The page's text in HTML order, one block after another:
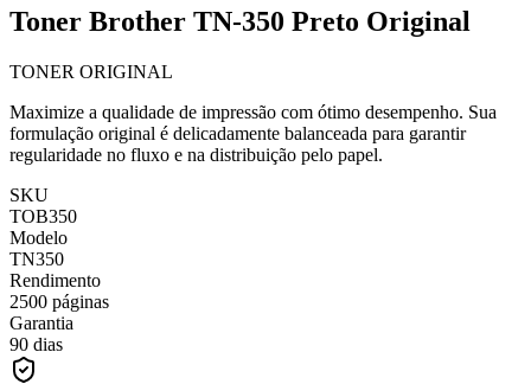
Toner Brother TN-350 Preto Original
TONER ORIGINAL
Maximize a qualidade de impressão com ótimo desempenho. Sua
formulação original é delicadamente balanceada para garantir
regularidade no fluxo e na distribuição pelo papel.
SKU
TOB350
Modelo
TN350
Rendimento
2500 páginas
Garantia
90 dias